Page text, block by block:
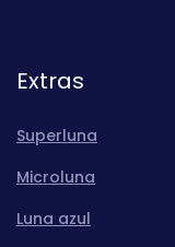
Extras
Superluna
Microluna
Luna azul